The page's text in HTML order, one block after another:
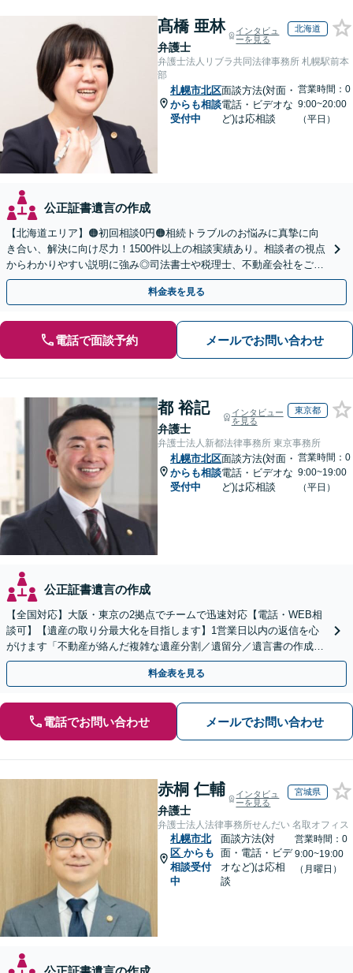
髙橋 亜林
弁護士
インタビュ
ーを見る
北海道
弁護士法人リブラ共同法律事務所 札幌駅前本
部
札幌市北区
からも相談
受付中
面談方法(対面・
電話・ビデオな
ど)は応相談
営業時間：0
9:00~20:00
（平日）
公正証書遺言の作成
【北海道エリア】🟠初回相談0円🟠相続トラブルのお悩みに真摯に向
き合い、解決に向け尽力！1500件以上の相談実績あり。相談者の視点
からわかりやすい説明に強み◎司法書士や税理士、不動産会社をご紹
介し、登記や相続税の申告までワンストップで対応
料金表を見る
電話で面談予約 メールでお問い合わせ
都 裕記
弁護士
インタビュー
を見る
東京都
弁護士法人新都法律事務所 東京事務所
札幌市北区
からも相談
受付中
面談方法(対面・
電話・ビデオな
ど)は応相談
営業時間：0
9:00~19:00
（平日）
公正証書遺言の作成
【全国対応】大阪・東京の2拠点でチームで迅速対応【電話・WEB相
談可】【遺産の取り分最大化を目指します】1営業日以内の返信を心
がけます「不動産が絡んだ複雑な遺産分割／遺留分／遺言書の作成・
執行／事業承継など、お任せください」【休日相談あり】
料金表を見る
電話でお問い合わせ メールでお問い合わせ
赤桐 仁輔
弁護士
インタビュ
ーを見る
宮城県
弁護士法人法律事務所せんだい 名取オフィス
札幌市北
区 からも
相談受付
中
面談方法(対
面・電話・ビデ
オなど)は応相
談
営業時間：0
9:00~19:00
（月曜日）